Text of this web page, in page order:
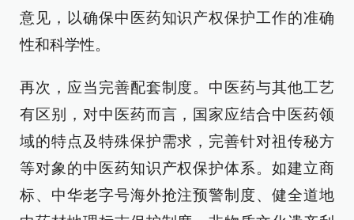
意见，以确保中医药知识产权保护工作的准确
性和科学性。
再次，应当完善配套制度。中医药与其他工艺
有区别，对中医药而言，国家应结合中医药领
域的特点及特殊保护需求，完善针对祖传秘方
等对象的中医药知识产权保护体系。如建立商
标、中华老字号海外抢注预警制度、健全道地